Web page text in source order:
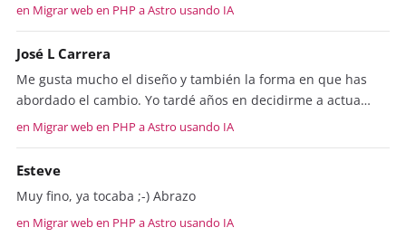
en Migrar web en PHP a Astro usando IA
José L Carrera
Me gusta mucho el diseño y también la forma en que has
abordado el cambio. Yo tardé años en decidirme a actua…
en Migrar web en PHP a Astro usando IA
Esteve
Muy fino, ya tocaba ;-) Abrazo
en Migrar web en PHP a Astro usando IA